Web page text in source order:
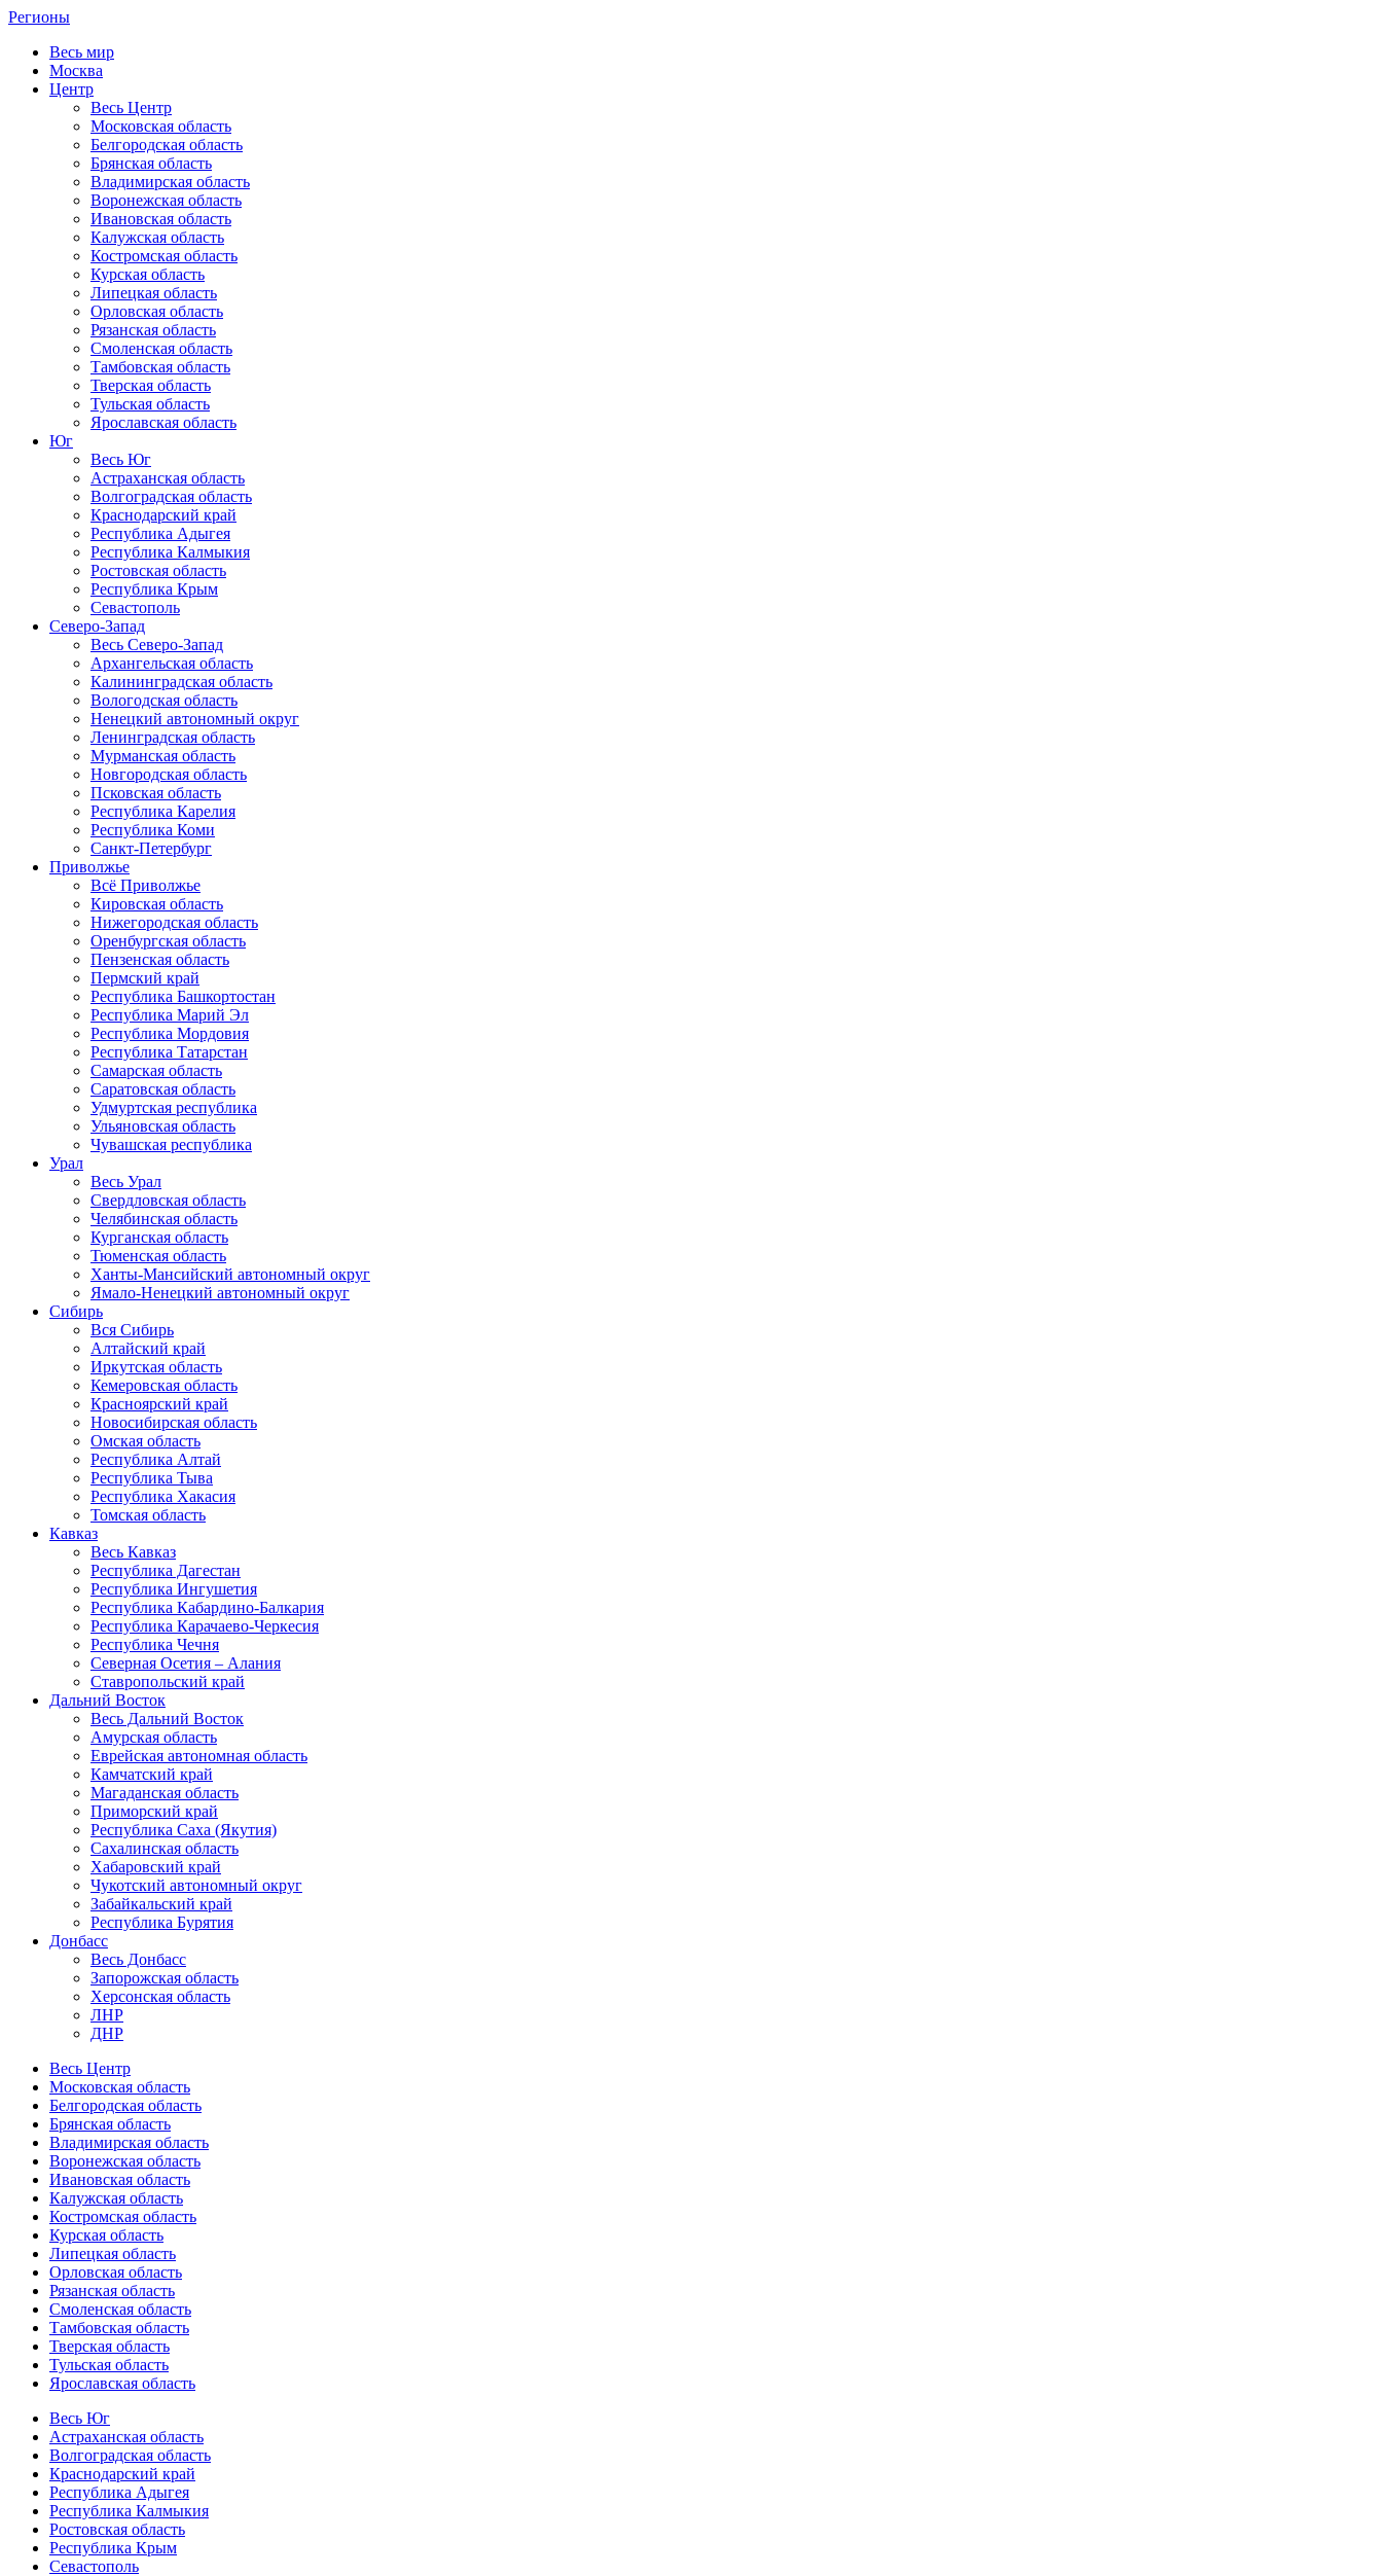
Регионы
Весь мир
Москва
Центр
Весь Центр
Московская область
Белгородская область
Брянская область
Владимирская область
Воронежская область
Ивановская область
Калужская область
Костромская область
Курская область
Липецкая область
Орловская область
Рязанская область
Смоленская область
Тамбовская область
Тверская область
Тульская область
Ярославская область
Юг
Весь Юг
Астраханская область
Волгоградская область
Краснодарский край
Республика Адыгея
Республика Калмыкия
Ростовская область
Республика Крым
Севастополь
Северо-Запад
Весь Северо-Запад
Архангельская область
Калининградская область
Вологодская область
Ненецкий автономный округ
Ленинградская область
Мурманская область
Новгородская область
Псковская область
Республика Карелия
Республика Коми
Санкт-Петербург
Приволжье
Всё Приволжье
Кировская область
Нижегородская область
Оренбургская область
Пензенская область
Пермский край
Республика Башкортостан
Республика Марий Эл
Республика Мордовия
Республика Татарстан
Самарская область
Саратовская область
Удмуртская республика
Ульяновская область
Чувашская республика
Урал
Весь Урал
Свердловская область
Челябинская область
Курганская область
Тюменская область
Ханты-Мансийский автономный округ
Ямало-Ненецкий автономный округ
Сибирь
Вся Сибирь
Алтайский край
Иркутская область
Кемеровская область
Красноярский край
Новосибирская область
Омская область
Республика Алтай
Республика Тыва
Республика Хакасия
Томская область
Кавказ
Весь Кавказ
Республика Дагестан
Республика Ингушетия
Республика Кабардино-Балкария
Республика Карачаево-Черкесия
Республика Чечня
Северная Осетия – Алания
Ставропольский край
Дальний Восток
Весь Дальний Восток
Амурская область
Еврейская автономная область
Камчатский край
Магаданская область
Приморский край
Республика Саха (Якутия)
Сахалинская область
Хабаровский край
Чукотский автономный округ
Забайкальский край
Республика Бурятия
Донбасс
Весь Донбасс
Запорожская область
Херсонская область
ЛНР
ДНР
Весь Центр
Московская область
Белгородская область
Брянская область
Владимирская область
Воронежская область
Ивановская область
Калужская область
Костромская область
Курская область
Липецкая область
Орловская область
Рязанская область
Смоленская область
Тамбовская область
Тверская область
Тульская область
Ярославская область
Весь Юг
Астраханская область
Волгоградская область
Краснодарский край
Республика Адыгея
Республика Калмыкия
Ростовская область
Республика Крым
Севастополь